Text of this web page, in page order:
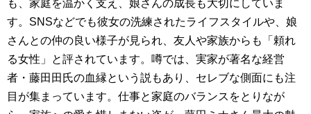
も、家庭を温かく支え、娘さんの成長も大切にしていま
す。SNSなどでも彼女の洗練されたライフスタイルや、娘
さんとの仲の良い様子が見られ、友人や家族からも「頼れ
る女性」と評されています。噂では、実家が著名な経営
者・藤田田氏の血縁という説もあり、セレブな側面にも注
目が集まっています。仕事と家庭のバランスをとりなが